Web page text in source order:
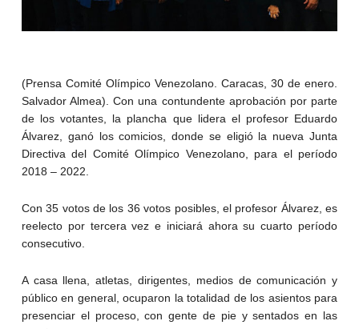
(Prensa Comité Olímpico Venezolano. Caracas, 30 de enero.
Salvador Almea). Con una contundente aprobación por parte
de los votantes, la plancha que lidera el profesor Eduardo
Álvarez, ganó los comicios, donde se eligió la nueva Junta
Directiva del Comité Olímpico Venezolano, para el período
2018 – 2022.
Con 35 votos de los 36 votos posibles, el profesor Álvarez, es
reelecto por tercera vez e iniciará ahora su cuarto período
consecutivo.
A casa llena, atletas, dirigentes, medios de comunicación y
público en general, ocuparon la totalidad de los asientos para
presenciar el proceso, con gente de pie y sentados en las